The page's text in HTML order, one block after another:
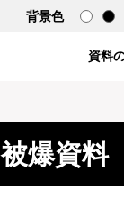
背景色
資料
被爆資料